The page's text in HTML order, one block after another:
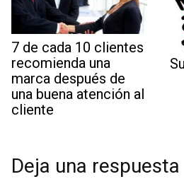
7 de cada 10 clientes
recomienda una
marca después de
una buena atención al
cliente
Deja una respuesta